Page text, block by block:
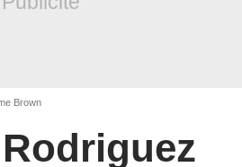
Brown